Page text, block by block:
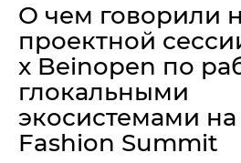
О чем говорили
проектной
x Beinopen по
глокальными
экосистемами на
Fashion Summit